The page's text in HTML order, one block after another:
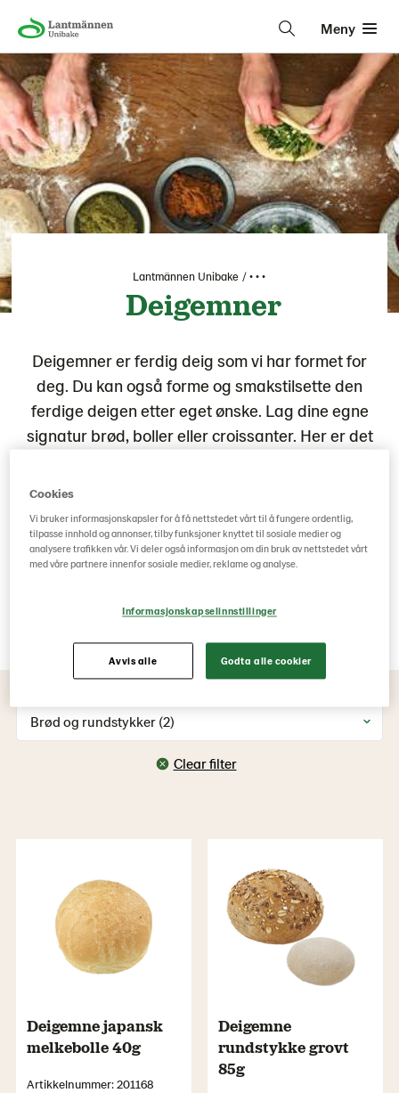
Meny
Lantmännen Unibake • • •
Deigemner
Deigemner er ferdig deig som vi har formet for
deg. Du kan også forme og smakstilsette den
ferdige deigen etter eget ønske. Lag dine egne
signatur brød, boller eller croissanter. Her er det
ferdigdeig både på brød, rundstykker, boller,
wienerbakst og smakstilsatte deiger som
pizzasnurr og pizzabolle. Eller hva med en
croissantsnurr toppet med smaksrik Old
Brød og rundstykker (2)
Clear filter
Deigemne japansk
melkebolle 40g
Artikkelnummer: 201168
Deigemne
rundstykke grovt
85g
Cookies
Vi bruker informasjonskapsler for å få nettstedet vårt til å fungere ordentlig,
tilpasse innhold og annonser, tilby funksjoner knyttet til sosiale medier og
analysere trafikken vår. Vi deler også informasjon om din bruk av nettstedet vårt
med våre partnere innenfor sosiale medier, reklame og analyse.
Informasjonskapselinnstillinger
Avvis alle Godta alle cookier